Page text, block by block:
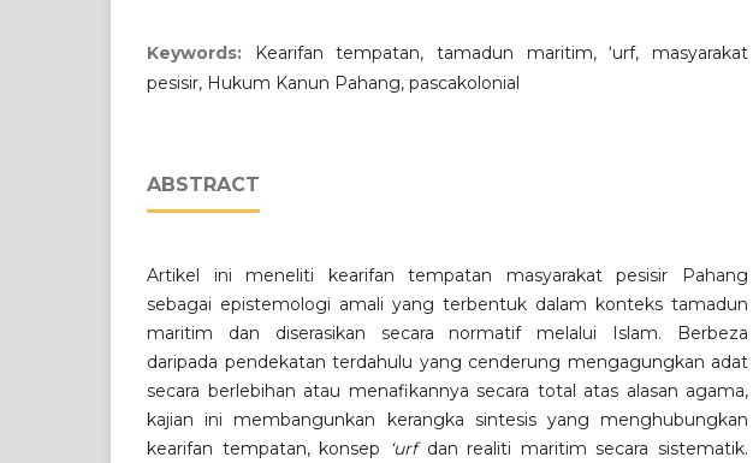
Keywords:
Kearifan tempatan, tamadun maritim, ‘urf, masyarakat
pesisir, Hukum Kanun Pahang, pascakolonial
ABSTRACT
Artikel ini meneliti kearifan tempatan masyarakat pesisir Pahang
sebagai epistemologi amali yang terbentuk dalam konteks tamadun
maritim dan diserasikan secara normatif melalui Islam. Berbeza
daripada pendekatan terdahulu yang cenderung mengagungkan adat
secara berlebihan atau menafikannya secara total atas alasan agama,
kajian ini membangunkan kerangka sintesis yang menghubungkan
kearifan tempatan, konsep
‘urf dan realiti maritim secara sistematik.